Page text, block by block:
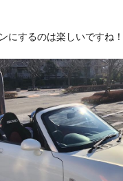
にするのは楽しいですね！